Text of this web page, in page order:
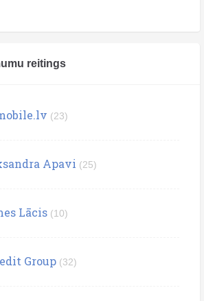
reitings
(23)
Apavi (25)
Lācis (10)
Group (32)